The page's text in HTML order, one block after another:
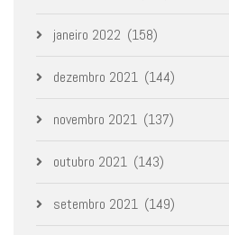
janeiro 2022 (158)
dezembro 2021 (144)
novembro 2021 (137)
outubro 2021 (143)
setembro 2021 (149)